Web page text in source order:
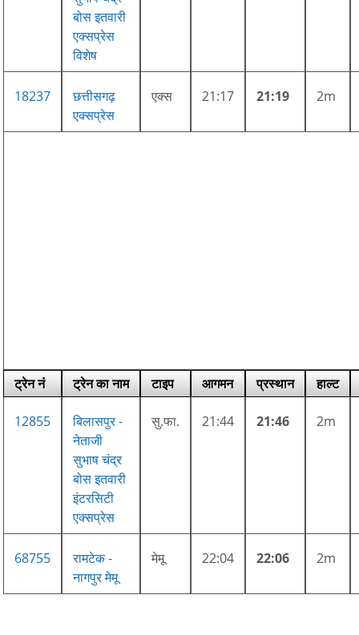
बोस इतवारी
एक्सप्रेस
विशेष
18237
छत्तीसगढ़
एक्सप्रेस
एक्स 21:17 21:19 2m
ट्रेन नं ट्रेन का नाम टाइप आगमन प्रस्थान हाल्ट
12855
बिलासपुर -
नेताजी
सुभाष चंद्र
बोस इतवारी
इंटरसिटी
एक्सप्रेस
सु.फा. 21:44 21:46 2m
68755
रामटेक -
नागपुर मेमू
मेमू 22:04 22:06 2m